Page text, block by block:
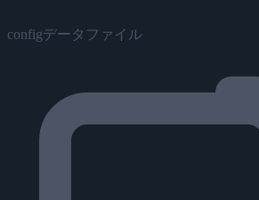
configデータファイル